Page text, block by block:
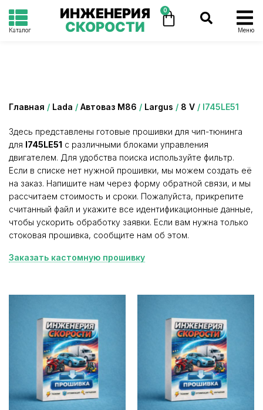
Каталог
ИНЖЕНЕРИЯ
СКОРОСТИ
0
Меню
Главная / Lada / Автоваз М86 / Largus / 8 V / I745LE51
Здесь представлены готовые прошивки для чип-тюнинга
для I745LE51 с различными блоками управления
двигателем. Для удобства поиска используйте фильтр.
Если в списке нет нужной прошивки, мы можем создать её
на заказ. Напишите нам через форму обратной связи, и мы
рассчитаем стоимость и сроки. Пожалуйста, прикрепите
считанный файл и укажите все идентификационные данные,
чтобы ускорить обработку заявки. Если вам нужна только
стоковая прошивка, сообщите нам об этом.
Заказать кастомную прошивку